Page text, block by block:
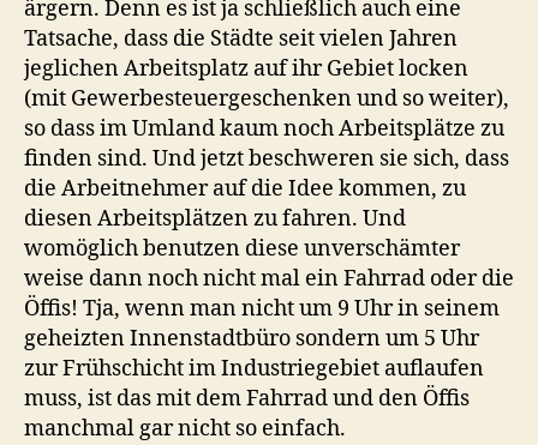
ärgern. Denn es ist ja schließlich auch eine
Tatsache, dass die Städte seit vielen Jahren
jeglichen Arbeitsplatz auf ihr Gebiet locken
(mit Gewerbesteuergeschenken und so weiter),
so dass im Umland kaum noch Arbeitsplätze zu
finden sind. Und jetzt beschweren sie sich, dass
die Arbeitnehmer auf die Idee kommen, zu
diesen Arbeitsplätzen zu fahren. Und
womöglich benutzen diese unverschämter
weise dann noch nicht mal ein Fahrrad oder die
Öffis! Tja, wenn man nicht um 9 Uhr in seinem
geheizten Innenstadtbüro sondern um 5 Uhr
zur Frühschicht im Industriegebiet auflaufen
muss, ist das mit dem Fahrrad und den Öffis
manchmal gar nicht so einfach.